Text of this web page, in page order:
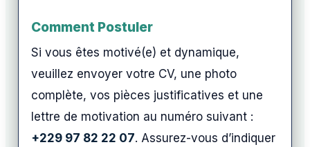
Comment Postuler
Si vous êtes motivé(e) et dynamique,
veuillez envoyer votre CV, une photo
complète, vos pièces justificatives et une
lettre de motivation au numéro suivant :
+229 97 82 22 07. Assurez-vous d’indiquer